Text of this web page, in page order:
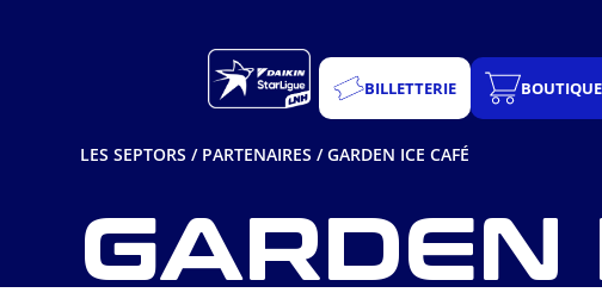
BILLETTERIE BOUTIQUE
LES SEPTORS / PARTENAIRES /GARDEN ICE CAFÉ
GARDEN